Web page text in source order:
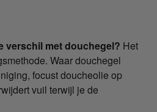
verschil met douchegel? Het
Waar douchegel
focust doucheolie op
vuil terwijl je de